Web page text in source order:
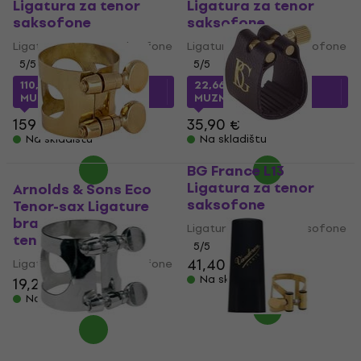
Ligatura za tenor
saksofone
Ligatura za tenor saksofone
5/5
110,56 €
s kodom
MUZMUZ-30
159 €
Na skladištu
Ligatura za tenor
saksofone
Ligatura za tenor saksofone
5/5
22,66 €s kodom
MUZMUZ-35
35,90 €
Na skladištu
Arnolds & Sons Eco
Tenor-sax Ligature
brass Ligatura za
tenor saksofone
Ligatura za tenor saksofone
19,20 €
Na skladištu
BG France L13
Ligatura za tenor
saksofone
Ligatura za tenor saksofone
5/5
41,40 €
Na skladištu